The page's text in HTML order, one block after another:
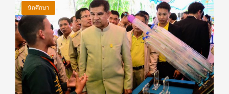
นักศึกษา